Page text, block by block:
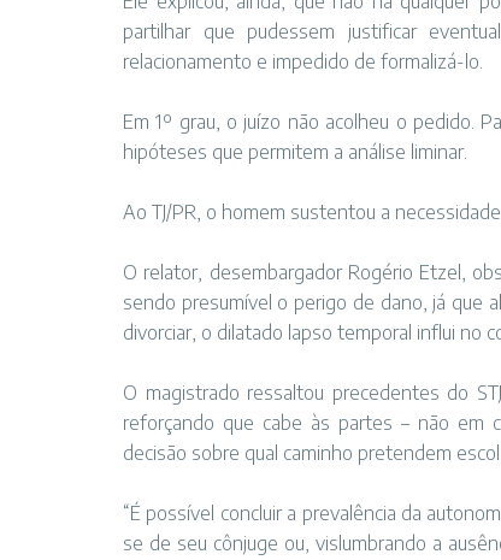
partilhar que pudessem justificar
relacionamento e impedido de formalizá-lo.
Em 1º grau, o juízo não acolheu o pedido.
hipóteses que permitem a análise liminar.
Ao TJ/PR, o homem sustentou a
O relator, desembargador Rogério Etzel,
sendo presumível o perigo de dano, já que
divorciar, o dilatado lapso temporal influi no
O magistrado ressaltou precedentes do
reforçando que cabe às partes – não em
decisão sobre qual caminho pretendem
“É possível concluir a prevalência da
se de seu cônjuge ou, vislumbrando a